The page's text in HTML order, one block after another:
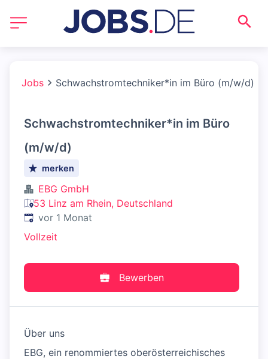
Jobs Schwachstromtechniker*in im Büro (m/w/d)
Schwachstromtechniker*in im Büro
(m/w/d)
merken
EBG GmbH
53 Linz am Rhein, Deutschland
Veröffentlicht:
vor 1 Monat
Vollzeit
Bewerben
Über uns
EBG, ein renommiertes oberösterreichisches